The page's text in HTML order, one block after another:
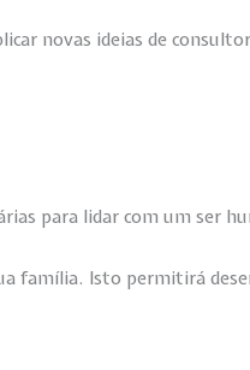
novas ideias de
para lidar com um ser
família. Isto permitirá